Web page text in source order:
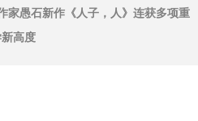
家愚石新作《人子，人》连获多项重
高度